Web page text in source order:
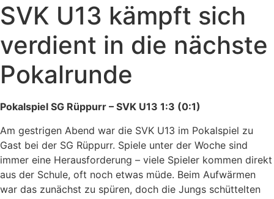
SVK U13 kämpft sich
verdient in die nächste
Pokalrunde
Pokalspiel SG Rüppurr – SVK U13 1:3 (0:1)
Am gestrigen Abend war die SVK U13 im Pokalspiel zu
Gast bei der SG Rüppurr. Spiele unter der Woche sind
immer eine Herausforderung – viele Spieler kommen direkt
aus der Schule, oft noch etwas müde. Beim Aufwärmen
war das zunächst zu spüren, doch die Jungs schüttelten